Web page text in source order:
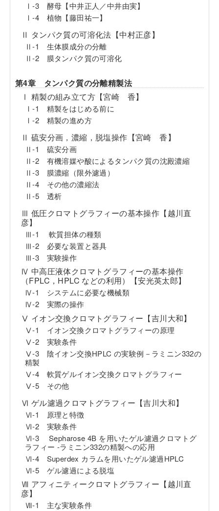
Ⅰ-3 酵母【中井正人／中井由実】
Ⅰ-4 植物【藤田祐一】
Ⅱ タンパク質の可溶化法【中村正彦】
Ⅱ-1 生体膜成分の分離
Ⅱ-2 膜タンパク質の可溶化
第4章 タンパク質の分離精製法
Ⅰ 精製の組み立て方【宮崎 香】
Ⅰ-1 精製をはじめる前に
Ⅰ-2 精製の進め方
Ⅱ 硫安分画，濃縮，脱塩操作【宮崎 香】
Ⅱ-1 硫安分画
Ⅱ-2 有機溶媒や酸によるタンパク質の沈殿濃縮
Ⅱ-3 膜濃縮（限外濾過）
Ⅱ-4 その他の濃縮法
Ⅱ-5 透析
Ⅲ 低圧クロマトグラフィーの基本操作【越川直
彦】
Ⅲ-1 軟質担体の種類
Ⅲ-2 必要な装置と器具
Ⅲ-3 実験操作
Ⅳ 中高圧液体クロマトグラフィーの基本操作
（FPLC，HPLC などの利用）【安光英太郎】
Ⅳ-1 システムに必要な機械類
Ⅳ-2 実際の操作
Ⅴ イオン交換クロマトグラフィー【吉川大和】
Ⅴ-1 イオン交換クロマトグラフィーの原理
Ⅴ-2 実験条件
Ⅴ-3 陰イオン交換HPLC の実験例－ラミニン332の
精製
Ⅴ-4 軟質ゲルイオン交換クロマトグラフィー
Ⅴ-5 その他
Ⅵ ゲル濾過クロマトグラフィー【吉川大和】
Ⅵ-1 原理と特徴
Ⅵ-2 実験条件
Ⅵ-3 Sepharose 4B を用いたゲル濾過クロマトグ
ラフィー -ラミニン332の精製への応用
Ⅵ-4 Superdex カラムを用いたゲル濾過HPLC
Ⅵ-5 ゲル濾過による脱塩
Ⅶ アフィニティークロマトグラフィー【越川直
彦】
Ⅶ-1 主な実験条件